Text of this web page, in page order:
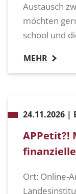
Austausch
möchten
school und
MEHR
24.11.2026 |
APPetit?!
Ort: Online-